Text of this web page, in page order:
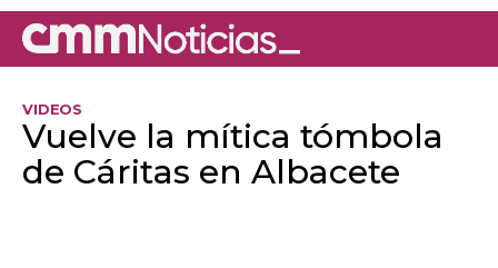
VIDEOS
Vuelve la mítica tómbola
de Cáritas en Albacete